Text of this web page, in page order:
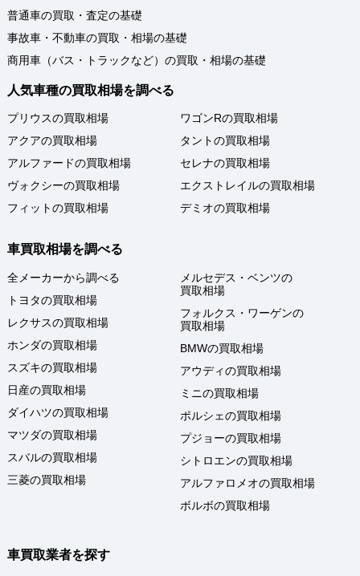
普通車の買取・査定の基礎
事故車・不動車の買取・相場の基礎
商用車（バス・トラックなど）の買取・相場の基礎
人気車種の買取相場を調べる
プリウスの買取相場
アクアの買取相場
アルファードの買取相場
ヴォクシーの買取相場
フィットの買取相場
ワゴンRの買取相場
タントの買取相場
セレナの買取相場
エクストレイルの買取相場
デミオの買取相場
車買取相場を調べる
全メーカーから調べる
トヨタの買取相場
レクサスの買取相場
ホンダの買取相場
スズキの買取相場
日産の買取相場
ダイハツの買取相場
マツダの買取相場
スバルの買取相場
三菱の買取相場
メルセデス・ベンツの
買取相場
フォルクス・ワーゲンの
買取相場
BMWの買取相場
アウディの買取相場
ミニの買取相場
ポルシェの買取相場
プジョーの買取相場
シトロエンの買取相場
アルファロメオの買取相場
ボルボの買取相場
車買取業者を探す